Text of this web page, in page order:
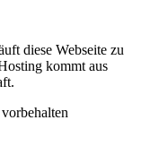
diese Webseite zu
kommt aus